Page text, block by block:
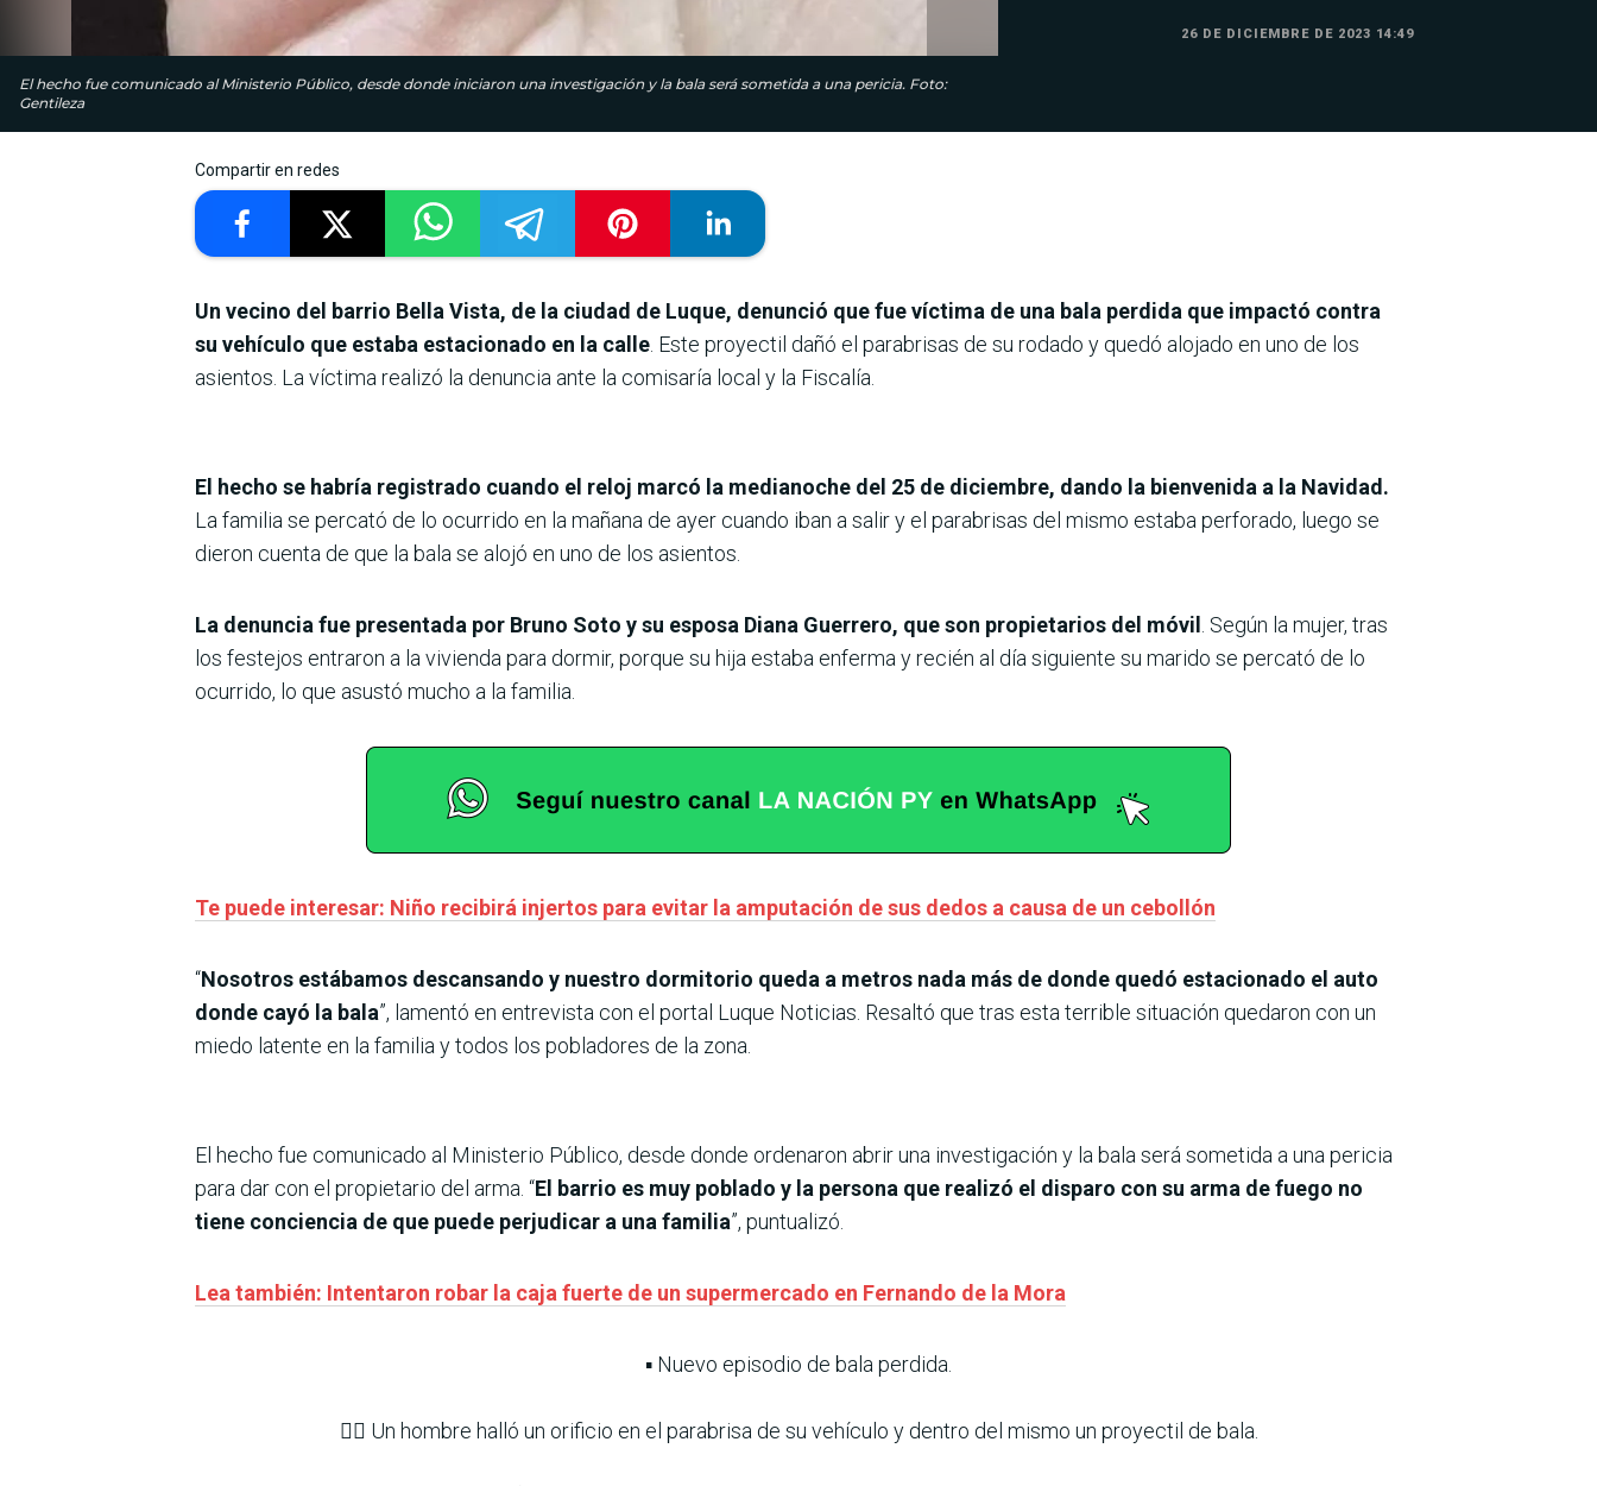
El hecho fue comunicado al Ministerio Público, desde donde iniciaron una investigación y la bala será sometida a una pericia. Foto:
Gentileza
26 DE DICIEMBRE DE 2023 14:49
Compartir en redes
Un vecino del barrio Bella Vista, de la ciudad de Luque, denunció que fue víctima de una bala perdida que impactó contra
su vehículo que estaba estacionado en la calle . Este proyectil dañó el parabrisas de su rodado y quedó alojado en uno de los
asientos. La víctima realizó la denuncia ante la comisaría local y la Fiscalía.
El hecho se habría registrado cuando el reloj marcó la medianoche del 25 de diciembre, dando la bienvenida a la Navidad.
La familia se percató de lo ocurrido en la mañana de ayer cuando iban a salir y el parabrisas del mismo estaba perforado, luego se
dieron cuenta de que la bala se alojó en uno de los asientos.
La denuncia fue presentada por Bruno Soto y su esposa Diana Guerrero, que son propietarios del móvil
. Según la mujer, tras
los festejos entraron a la vivienda para dormir, porque su hija estaba enferma y recién al día siguiente su marido se percató de lo
ocurrido, lo que asustó mucho a la familia.
Te puede interesar: Niño recibirá injertos para evitar la amputación de sus dedos a causa de un cebollón
“Nosotros estábamos descansando y nuestro dormitorio queda a metros nada más de donde quedó estacionado el auto
donde cayó la bala”, lamentó en entrevista con el portal Luque Noticias. Resaltó que tras esta terrible situación quedaron con un
miedo latente en la familia y todos los pobladores de la zona.
El hecho fue comunicado al Ministerio Público, desde donde ordenaron abrir una investigación y la bala será sometida a una pericia
para dar con el propietario del arma. “El barrio es muy poblado y la persona que realizó el disparo con su arma de fuego no
tiene conciencia de que puede perjudicar a una familia”, puntualizó.
Lea también: Intentaron robar la caja fuerte de un supermercado en Fernando de la Mora
▪️ Nuevo episodio de bala perdida.
👉🏻 Un hombre halló un orificio en el parabrisa de su vehículo y dentro del mismo un proyectil de bala.